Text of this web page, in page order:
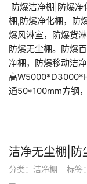
防爆洁净棚|防爆
棚,防爆净化棚，防
爆风淋室，防爆货
防爆无尘棚。防爆
净棚，防爆移动洁
高
通50*100mm方钢
洁净无尘棚|防
分类： 洁净棚 标签：